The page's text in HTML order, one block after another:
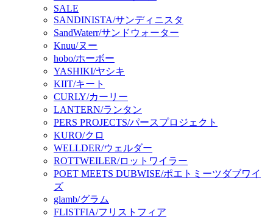
SALE
SANDINISTA/サンディニスタ
SandWaterr/サンドウォーター
Knuu/ヌー
hobo/ホーボー
YASHIKI/ヤシキ
KIIT/キート
CURLY/カーリー
LANTERN/ランタン
PERS PROJECTS/パースプロジェクト
KURO/クロ
WELLDER/ウェルダー
ROTTWEILER/ロットワイラー
POET MEETS DUBWISE/ポエトミーツダブワイ
ズ
glamb/グラム
FLISTFIA/フリストフィア